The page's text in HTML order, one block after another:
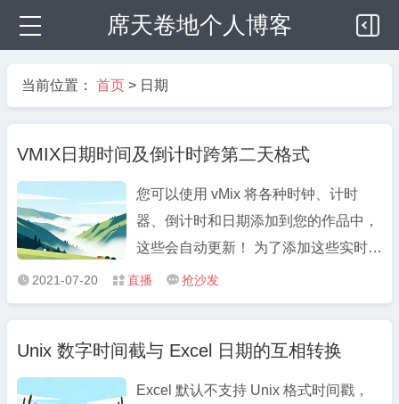
席天卷地个人博客
当前位置： 首页 > 日期
VMIX日期时间及倒计时跨第二天格式
您可以使用 vMix 将各种时钟、计时
器、倒计时和日期添加到您的作品中，
这些会自动更新！ 为了添加这些实时元
素之一，您需要遵循正确的语法 –
{0:DATETIMESTRING} 如果您不理
提供了大量示例，您可以使用它们并适
应您的生产！有关您可以在时间 ...
 2021-07-20  直播  抢沙发
Unix 数字时间截与 Excel 日期的互相转换
Excel 默认不支持 Unix 格式时间戳，